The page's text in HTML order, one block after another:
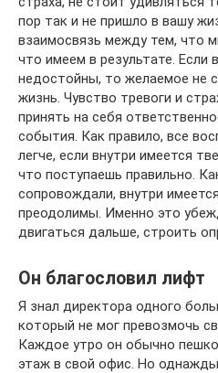
пор так и не пришло в вашу
взаимосвязь между тем, что
что имеем в результате. Если
недостойны, то желаемое не
жизнь. Чувство тревоги и
принять на себя
события. Как правило, все
легче, если внутри имеется
что поступаешь правильно.
сопровождали, внутри
преодолимы. Именно это
двигаться дальше, строить
Он благословил лифт
Я знал директора одного
который не мог превозмочь
Каждое утро он обычно
этаж в свой офис. Но